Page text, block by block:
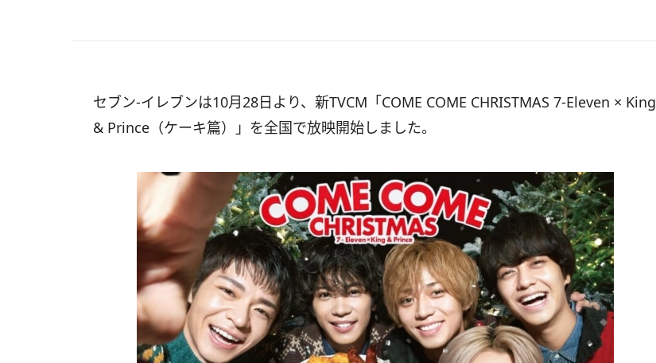
セブン‐イレブンは10月28日より、新TVCM「COME COME CHRISTMAS 7-Eleven × King
& Prince（ケーキ篇）」を全国で放映開始しました。